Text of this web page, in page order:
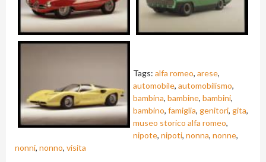
Tags: alfa romeo, arese,
automobile, automobilismo,
bambina, bambine, bambini,
bambino, famiglia, genitori, gita,
museo storico alfa romeo,
nipote, nipoti, nonna, nonne,
nonni, nonno, visita